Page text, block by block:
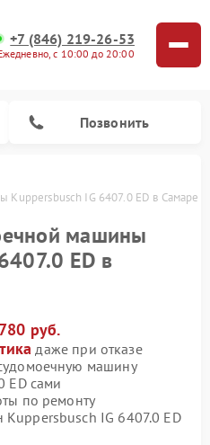
+7 (846) 219-26-53
с 10:00 до 20:00
Позвонить
IG 6407.0 ED в Самаре
машины
ED в
руб.
даже при отказе
машину
ED сами
по ремонту
IG 6407.0 ED